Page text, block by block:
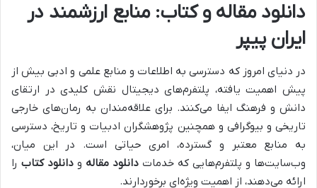
دانلود مقاله و کتاب: منابع ارزشمند در
ایران پیپر
در دنیای امروز که دسترسی به اطلاعات و منابع علمی و ادبی بیش از
پیش اهمیت یافته، پلتفرم‌های دیجیتال نقش کلیدی در ارتقای
دانش و فرهنگ ایفا می‌کنند. برای علاقه‌مندان به رمان‌های خارجی
تاریخی و بیوگرافی و همچنین پژوهشگران ادبیات و تاریخ، دسترسی
به منابع معتبر و گسترده، امری حیاتی است. در این میان،
وب‌سایت‌ها و پلتفرم‌هایی که خدمات دانلود مقاله و دانلود کتاب را
ارائه می‌دهند، از اهمیت ویژه‌ای برخوردارند.